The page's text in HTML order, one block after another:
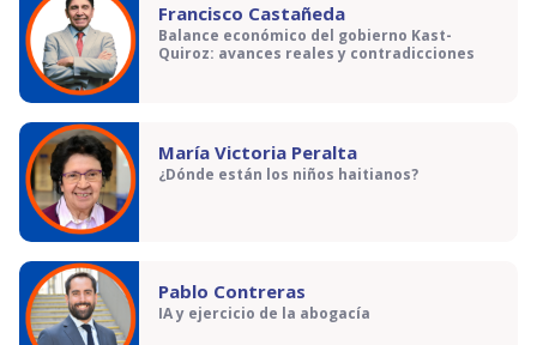
Francisco Castañeda
Balance económico del gobierno Kast-
Quiroz: avances reales y contradicciones
María Victoria Peralta
¿Dónde están los niños haitianos?
Pablo Contreras
IA y ejercicio de la abogacía